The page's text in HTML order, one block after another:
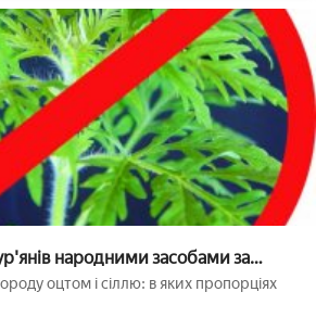
народними засобами за
оцтом і сіллю: в яких пропорціях